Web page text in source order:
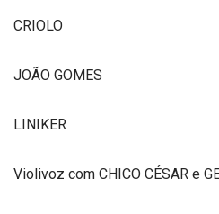
CRIOLO
JOÃO GOMES
LINIKER
Violivoz com CHICO CÉSAR e